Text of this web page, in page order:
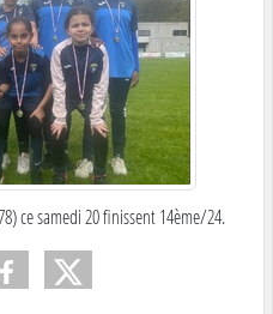
ce samedi 20 finissent 14ème/24.